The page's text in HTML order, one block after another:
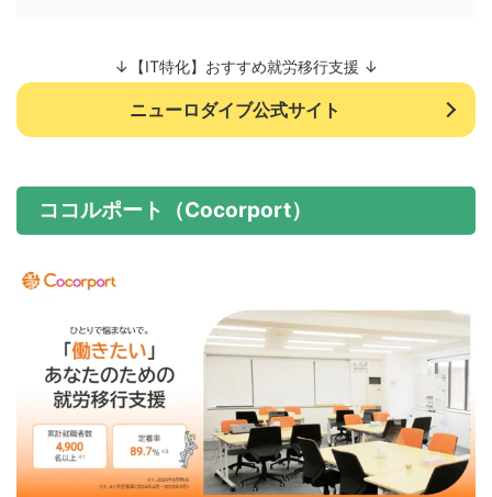
↓【IT特化】おすすめ就労移行支援 ↓
ニューロダイブ公式サイト
ココルポート（Cocorport）